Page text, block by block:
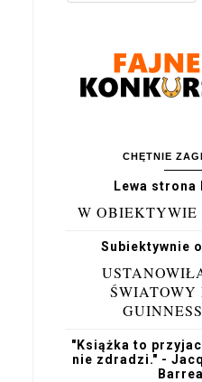
CHĘTNIE
Lewa
W OBIEKTYWIE
Subiektywnie
ŚWIATOWY
"Książka to
nie zdradzi." -